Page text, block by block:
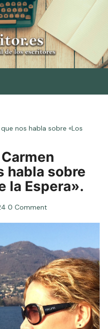
nos habla sobre «Los
habla sobre
la Espera».
0 Comment